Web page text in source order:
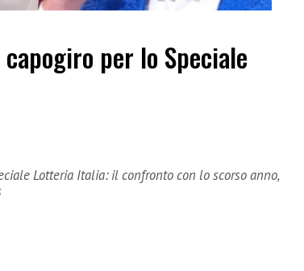
per lo Speciale
Lotteria Italia: il confronto con lo scorso anno,